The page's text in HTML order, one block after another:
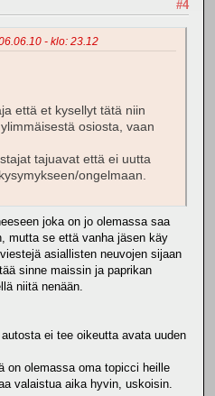
#4
- klo: 23.12
että et kysellyt tätä niin
osiosta, vaan
tajuavat että ei uutta
ongelmaan.
joka on jo olemassa saa
mutta se että vanha jäsen käy
asiallisten neuvojen sijaan
sinne maissin ja paprikan
niitä nenään.
ei tee oikeutta avata uuden
on olemassa oma topicci heille
valaistua aika hyvin, uskoisin.